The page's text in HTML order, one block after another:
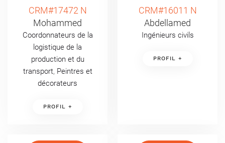
CRM#17472 N
Mohammed
Coordonnateurs de la
logistique de la
production et du
transport, Peintres et
décorateurs
PROFIL +
CRM#16011 N
Abdellamed
Ingénieurs civils
PROFIL +